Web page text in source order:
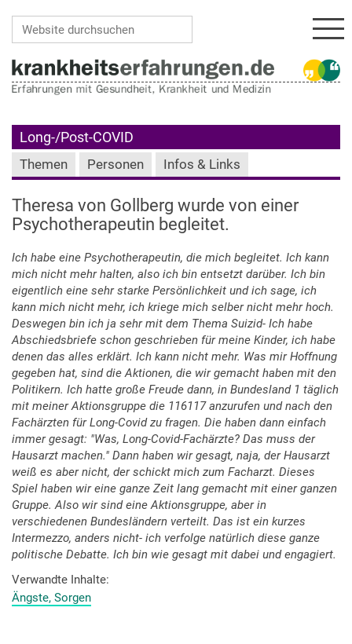
Long-/Post-COVID
Themen Personen Infos & Links
Theresa von Gollberg wurde von einer
Psychotherapeutin begleitet.
Ich habe eine Psychotherapeutin, die mich begleitet. Ich kann
mich nicht mehr halten, also ich bin entsetzt darüber. Ich bin
eigentlich eine sehr starke Persönlichkeit und ich sage, ich
kann mich nicht mehr, ich kriege mich selber nicht mehr hoch.
Deswegen bin ich ja sehr mit dem Thema Suizid- Ich habe
Abschiedsbriefe schon geschrieben für meine Kinder, ich habe
denen das alles erklärt. Ich kann nicht mehr. Was mir Hoffnung
gegeben hat, sind die Aktionen, die wir gemacht haben mit den
Politikern. Ich hatte große Freude dann, in Bundesland 1 täglich
mit meiner Aktionsgruppe die 116117 anzurufen und nach den
Fachärzten für Long-Covid zu fragen. Die haben dann einfach
immer gesagt: "Was, Long-Covid-Fachärzte? Das muss der
Hausarzt machen." Dann haben wir gesagt, naja, der Hausarzt
weiß es aber nicht, der schickt mich zum Facharzt. Dieses
Spiel haben wir eine ganze Zeit lang gemacht mit einer ganzen
Gruppe. Also wir sind eine Aktionsgruppe, aber in
verschiedenen Bundesländern verteilt. Das ist ein kurzes
Intermezzo, anders nicht- ich verfolge natürlich diese ganze
politische Debatte. Ich bin wie gesagt mit dabei und engagiert.
Verwandte Inhalte
Ängste, Sorgen